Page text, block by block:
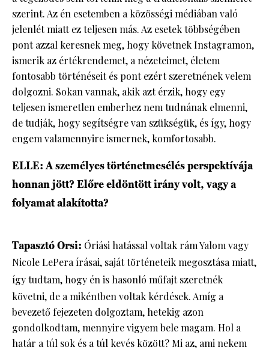
szerint. Az én esetemben a közösségi médiában való
jelenlét miatt ez teljesen más. Az esetek többségében
pont azzal keresnek meg, hogy követnek Instagramon,
ismerik az értékrendemet, a nézeteimet, életem
fontosabb történéseit és pont ezért szeretnének velem
dolgozni. Sokan vannak, akik azt érzik, hogy egy
teljesen ismeretlen emberhez nem tudnának elmenni,
de tudják, hogy segítségre van szükségük, és így, hogy
engem valamennyire ismernek, komfortosabb.
ELLE: A személyes történetmesélés perspektívája
honnan jött? Előre eldöntött irány volt, vagy a
folyamat alakította?
Tapasztó Orsi: Óriási hatással voltak rám Yalom vagy
Nicole LePera írásai, saját történeteik megosztása miatt,
ígytudtam, hogy én is hasonló műfajt szeretnék
követni, de a mikéntben voltak kérdések. Amíg a
bevezető fejezeten dolgoztam, hetekig azon
gondolkodtam, mennyire vigyem bele magam. Hol a
határ a túl sok és a túl kevés között? Mi az, ami nekem